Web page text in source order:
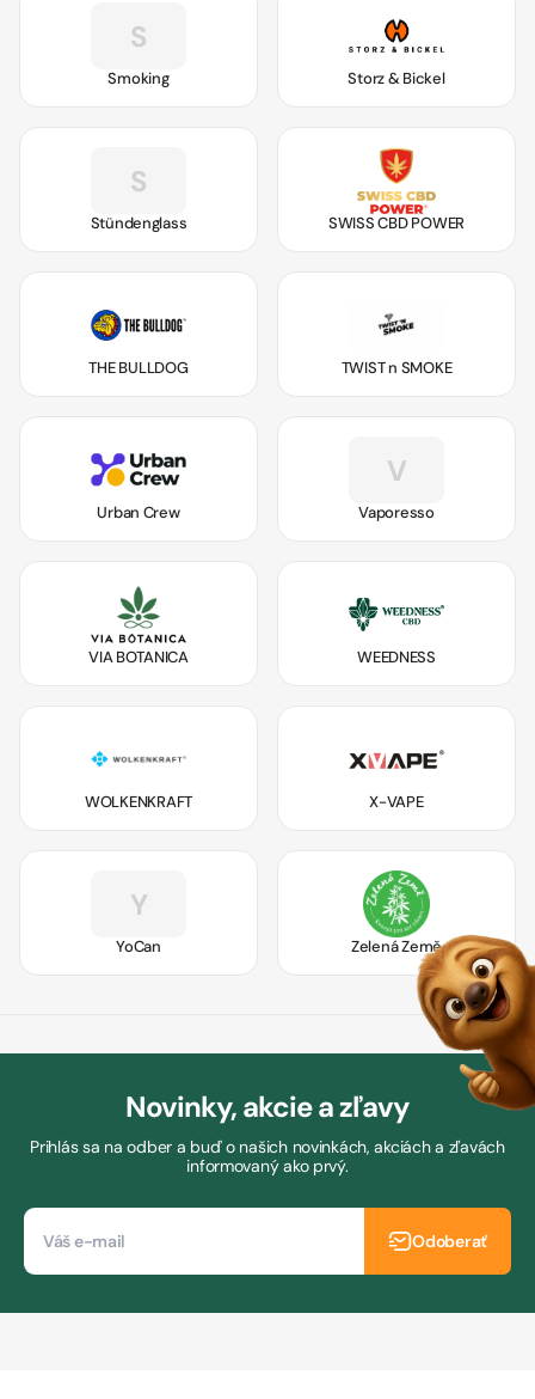
S
Smoking Storz & Bickel
S
Stündenglass SWISS CBD POWER
THE BULLDOG TWIST n SMOKE
Urban Crew
V
Vaporesso
VIA BOTANICA WEEDNESS
WOLKENKRAFT X-VAPE
Y
YoCan Zelená Země
Novinky, akcie a zľavy
Prihlás sa na odber a buď o našich novinkách, akciách a zľavách
informovaný ako prvý.
Odoberať